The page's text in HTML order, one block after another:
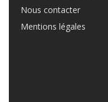
Nous contacter
Mentions légales